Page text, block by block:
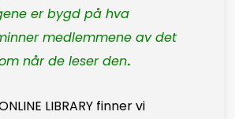
er bygd på hva
medlemmene av det
når de leser den.
LIBRARY finner vi